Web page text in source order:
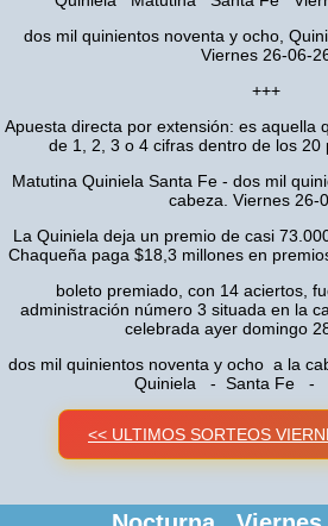
dos mil quinientos noventa y ocho,
Viernes 26-06-
+++
Apuesta directa por extensión: es aquella
de 1, 2, 3 o 4 cifras dentro de los 20
Matutina Quiniela Santa Fe - dos mil
cabeza. Viernes 26-
La Quiniela deja un premio de casi
Chaqueña paga $18,3 millones en
boleto premiado, con 14 aciertos,
administración número 3 situada en la
celebrada ayer domingo
dos mil quinientos noventa y ocho a la
Quiniela - Santa Fe -
<< ULTIMOS SORTEOS